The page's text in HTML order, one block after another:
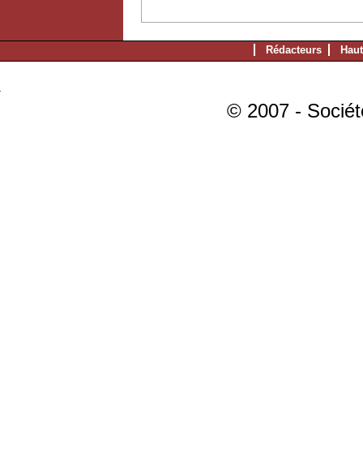
Rédacteurs
© 2007 -